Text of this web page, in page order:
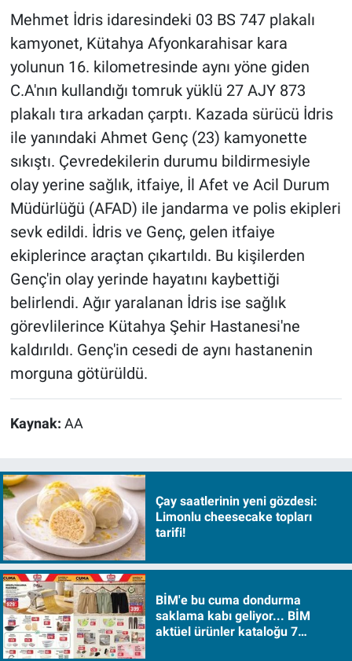
Mehmet İdris idaresindeki 03 BS 747 plakalı
kamyonet, Kütahya Afyonkarahisar kara
yolunun 16. kilometresinde aynı yöne giden
C.A'nın kullandığı tomruk yüklü 27 AJY 873
plakalı tıra arkadan çarptı. Kazada sürücü İdris
ile yanındaki Ahmet Genç (23) kamyonette
sıkıştı. Çevredekilerin durumu bildirmesiyle
olay yerine sağlık, itfaiye, İl Afet ve Acil Durum
Müdürlüğü (AFAD) ile jandarma ve polis ekipleri
sevk edildi. İdris ve Genç, gelen itfaiye
ekiplerince araçtan çıkartıldı. Bu kişilerden
Genç'in olay yerinde hayatını kaybettiği
belirlendi. Ağır yaralanan İdris ise sağlık
görevlilerince Kütahya Şehir Hastanesi'ne
kaldırıldı. Genç'in cesedi de aynı hastanenin
morguna götürüldü.
Kaynak: AA
Çay saatlerinin yeni gözdesi:
Limonlu cheesecake topları
tarifi!
BİM'e bu cuma dondurma
saklama kabı geliyor... BİM
aktüel ürünler kataloğu 7